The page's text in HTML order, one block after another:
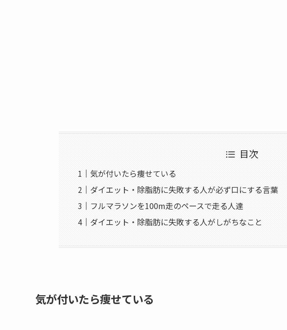
目次
気が付いたら痩せている
ダイエット・除脂肪に失敗する人が必ず口にする言葉
フルマラソンを100m走のペースで走る人達
ダイエット・除脂肪に失敗する人がしがちなこと
気が付いたら痩せている